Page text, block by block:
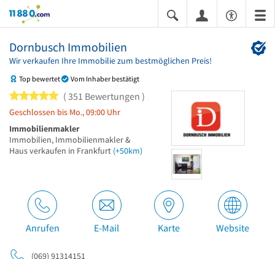
11880.com
Dornbusch Immobilien
Wir verkaufen Ihre Immobilie zum bestmöglichen Preis!
Top bewertet Vom Inhaber bestätigt
5 von 5 Sternen
351 Bewertungen
Geschlossen bis Mo., 09:00 Uhr
Immobilienmakler
Immobilien, Immobilienmakler &
Haus verkaufen in Frankfurt (+50km)
Anrufen E-Mail Karte Website
(069) 91314151